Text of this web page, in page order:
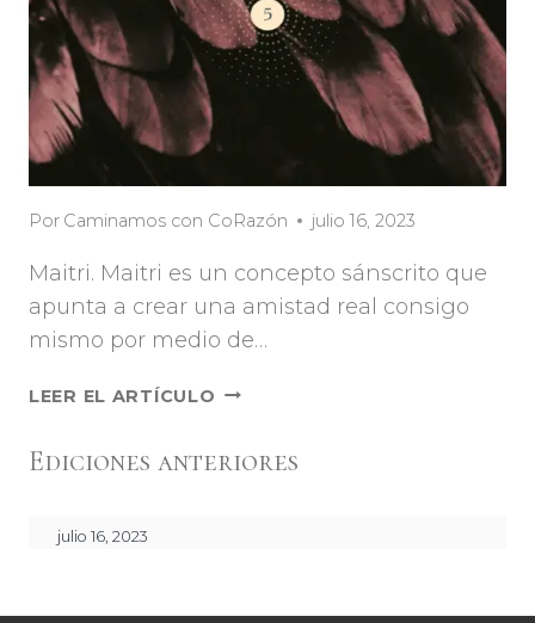
Por Caminamos con CoRazón julio 16, 2023
Maitri. Maitri es un concepto sánscrito que
apunta a crear una amistad real consigo
mismo por medio de…
LEER EL ARTÍCULO
Ediciones anteriores
julio 16, 2023